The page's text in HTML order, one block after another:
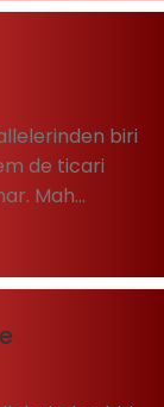
biri
de ticari
Mah...